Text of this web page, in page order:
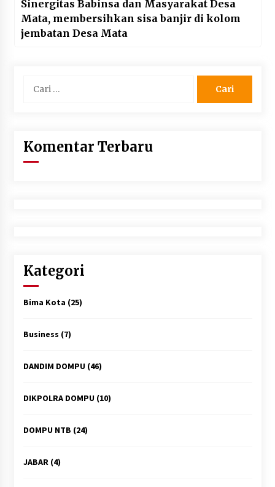
Sinergitas Babinsa dan Masyarakat Desa
Mata, membersihkan sisa banjir di kolom
jembatan Desa Mata
untuk:
Komentar Terbaru
Kategori
Bima Kota (25)
Business (7)
DANDIM DOMPU(46)
DIKPOLRA DOMPU(10)
DOMPU NTB (24)
JABAR(4)